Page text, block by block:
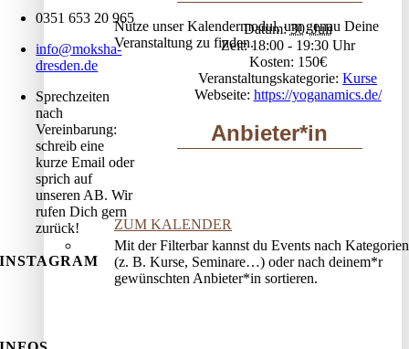
Nutze unser Kalendermodul, um genau Deine
Veranstaltung zu finden.
ZUM KALENDER
Mit der Filterbar kannst du Events nach Kategorien
(z. B. Kurse, Seminare…) oder nach deinem*r
gewünschten Anbieter*in sortieren.
Datum: 30. Juli
Zeit: 18:00 - 19:30
Kosten: 150€
Veranstaltungskategorie: Kurse
Webseite: https://yoganamics.de/
Anbieter*in
0351 653 20 965
info@moksha-
dresden.de
Sprechzeiten
nach
Vereinbarung:
schreib eine
kurze Email oder
sprich auf
unseren AB. Wir
rufen Dich gern
zurück!
INSTAGRAM